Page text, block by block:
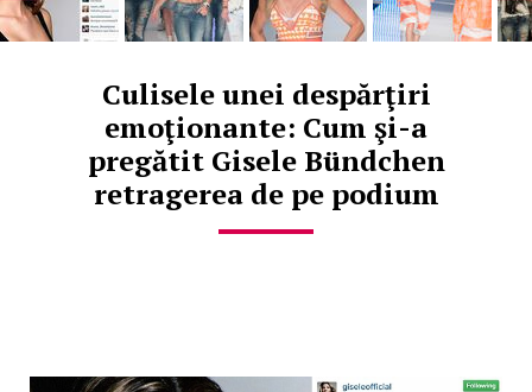
Culisele unei despărţiri
emoţionante: Cum şi-a
pregătit Gisele Bündchen
retragerea de pe podium